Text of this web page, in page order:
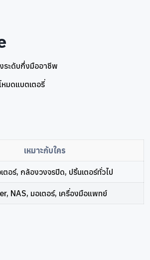
ระดับกึ่งมืออาชีพ
มดแบตเตอรี่
เหมาะกับใคร
ตอร์, กล้องวงจรปิด, ปริ้นเตอร์ทั่วไป
NAS, มอเตอร์, เครื่องมือแพทย์